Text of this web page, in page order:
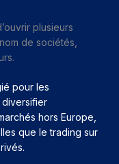
plusieurs
de sociétés,
pour les
diversifier
hors Europe,
que le trading sur